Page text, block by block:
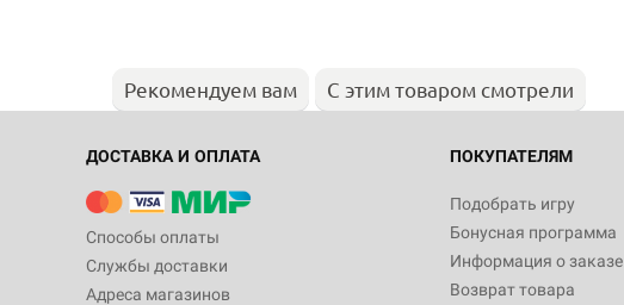
Рекомендуем вам С этим товаром смотрели
ДОСТАВКА И ОПЛАТА
Способы оплаты
Службы доставки
Адреса магазинов
ПОКУПАТЕЛЯМ
Подобрать игру
Бонусная программа
Информация о заказе
Возврат товара